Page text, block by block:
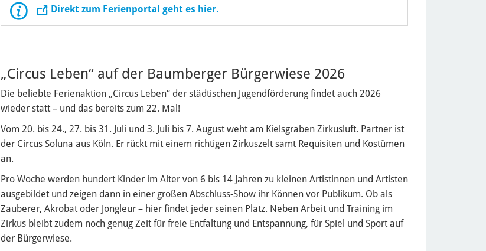
Direkt zum Ferienportal geht es hier.
„Circus Leben“ auf der Baumberger Bürgerwiese 2026
Die beliebte Ferienaktion „Circus Leben“ der städtischen Jugendförderung findet auch 2026
wieder statt – und das bereits zum 22. Mal!
Vom 20. bis 24., 27. bis 31. Juli und 3. Juli bis 7. August weht am Kielsgraben Zirkusluft. Partner ist
der Circus Soluna aus Köln. Er rückt mit einem richtigen Zirkuszelt samt Requisiten und Kostümen
an.
Pro Woche werden hundert Kinder im Alter von 6 bis 14 Jahren zu kleinen Artistinnen und Artisten
ausgebildet und zeigen dann in einer großen Abschluss-Show ihr Können vor Publikum. Ob als
Zauberer, Akrobat oder Jongleur – hier findet jeder seinen Platz. Neben Arbeit und Training im
Zirkus bleibt zudem noch genug Zeit für freie Entfaltung und Entspannung, für Spiel und Sport auf
der Bürgerwiese.